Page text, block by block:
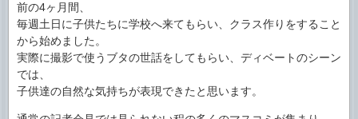
前の4ヶ月間、
毎週土日に子供たちに学校へ来てもらい、クラス作りをすること
から始めました。
実際に撮影で使うブタの世話をしてもらい、ディベートのシーン
では、
子供達の自然な気持ちが表現できたと思います。